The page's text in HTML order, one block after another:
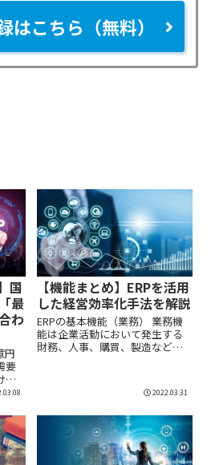
はこちら（無料）
国
最
わ
円
要
て
【機能まとめ】ERPを活用
した経営効率化手法を解説
ERPの基本機能（業務） 業務機
能は企業活動において発生する
財務、人事、購買、製造などの
2022.03.31